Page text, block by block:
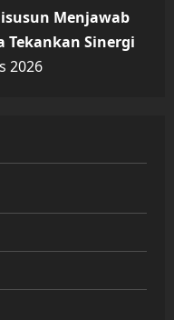
Menjawab
Tekankan Sinergi
2026